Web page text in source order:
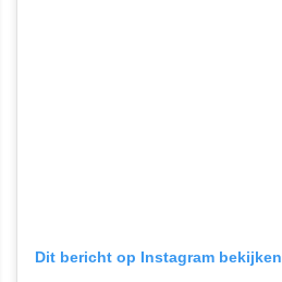
Dit bericht op Instagram bekijken